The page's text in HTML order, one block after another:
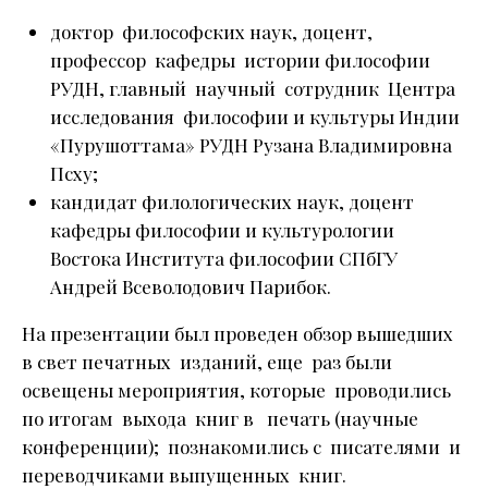
доктор философских наук, доцент,
профессор кафедры истории философии
РУДН, главный научный сотрудник Центра
исследования философии и культуры Индии
«Пурушоттама» РУДН Рузана Владимировна
Псху;
кандидат филологических наук, доцент
кафедры философии и культурологии
Востока Института философии СПбГУ
Андрей Всеволодович Парибок.
На презентации был проведен обзор вышедших
в свет печатных изданий, еще раз были
освещены мероприятия, которые проводились
по итогам выхода книг в печать (научные
конференции); познакомились с писателями и
переводчиками выпущенных книг.